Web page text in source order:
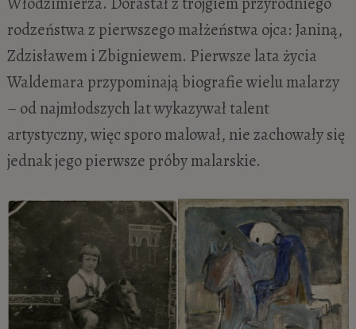
rodzeństwa z pierwszego małżeństwa ojca: Janiną,
Zdzisławem i Zbigniewem. Pierwsze lata życia
Waldemara przypominają biografie wielu malarzy
– od najmłodszych lat wykazywał talent
artystyczny, więc sporo malował, nie zachowały się
jednak jego pierwsze próby malarskie.